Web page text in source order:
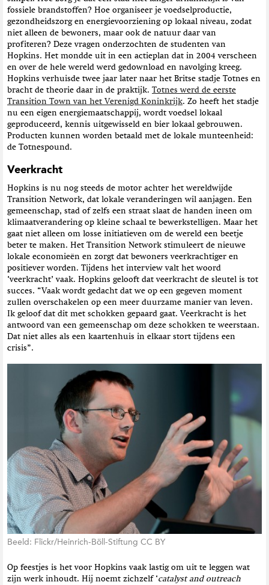
fossiele brandstoffen? Hoe organiseer je voedselproductie,
gezondheidszorg en energievoorziening op lokaal niveau, zodat
niet alleen de bewoners, maar ook de natuur daar van
profiteren? Deze vragen onderzochten de studenten van
Hopkins. Het mondde uit in een actieplan dat in 2004 verscheen
en over de hele wereld werd gedownload en navolging kreeg.
Hopkins verhuisde twee jaar later naar het Britse stadje Totnes en
bracht de theorie daar in de praktijk. Totnes werd de eerste
Transition Town van het Verenigd Koninkrijk. Zo heeft het stadje
nu een eigen energiemaatschappij, wordt voedsel lokaal
geproduceerd, kennis uitgewisseld en bier lokaal gebrouwen.
Producten kunnen worden betaald met de lokale munteenheid:
de Totnespound.
Veerkracht
Hopkins is nu nog steeds de motor achter het wereldwijde
Transition Network, dat lokale veranderingen wil aanjagen. Een
gemeenschap, stad of zelfs een straat slaat de handen ineen om
klimaatverandering op kleine schaal te bewerkstelligen. Maar het
gaat niet alleen om losse initiatieven om de wereld een beetje
beter te maken. Het Transition Network stimuleert de nieuwe
lokale economieën en zorgt dat bewoners veerkrachtiger en
positiever worden. Tijdens het interview valt het woord
‘veerkracht’ vaak. Hopkins gelooft dat veerkracht de sleutel is tot
succes. “Vaak wordt gedacht dat we op een gegeven moment
zullen overschakelen op een meer duurzame manier van leven.
Ik geloof dat dit met schokken gepaard gaat. Veerkracht is het
antwoord van een gemeenschap om deze schokken te weerstaan.
Dat niet alles als een kaartenhuis in elkaar stort tijdens een
crisis”.
Beeld: Flickr/Heinrich-Böll-Stiftung CC BY
Op feestjes is het voor Hopkins vaak lastig om uit te leggen wat
zijn werk inhoudt. Hij noemt zichzelf ‘catalyst and outreach